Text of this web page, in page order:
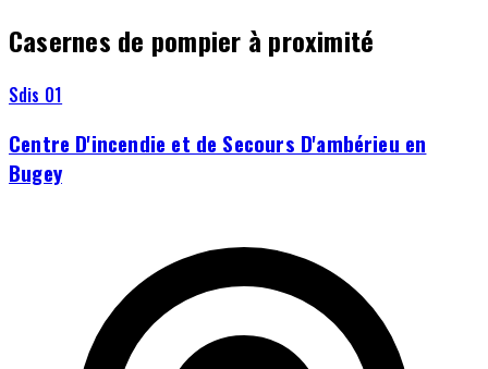
Casernes de pompier à proximité
Sdis 01
Centre D'incendie et de Secours D'ambérieu en
Bugey